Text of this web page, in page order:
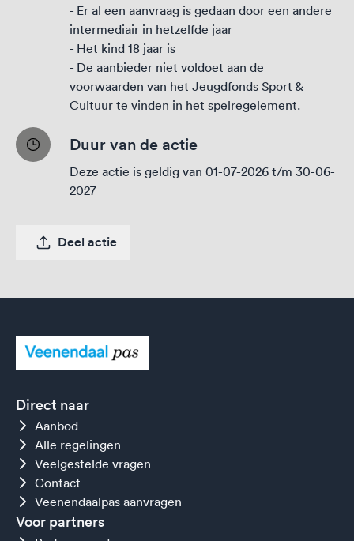
- Er al een aanvraag is gedaan door een andere
intermediair in hetzelfde jaar
- Het kind 18 jaar is
- De aanbieder niet voldoet aan de
voorwaarden van het Jeugdfonds Sport &
Cultuur te vinden in het spelregelement.
Duur van de actie
Deze actie is geldig van 01-07-2026 t/m 30-06-
2027
Deel actie
Direct naar
Aanbod
Alle regelingen
Veelgestelde vragen
Contact
Veenendaalpas aanvragen
Voor partners